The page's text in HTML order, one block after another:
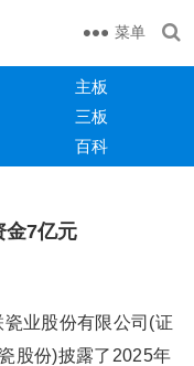
菜单
主板
三板
百科
金7亿元
业股份有限公司(证
股份)披露了2025年